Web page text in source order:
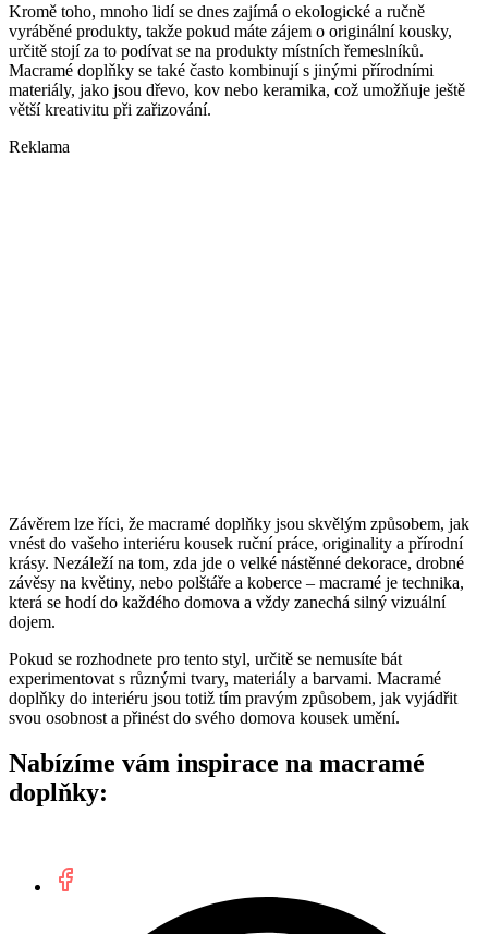
Kromě toho, mnoho lidí se dnes zajímá o ekologické a ručně
vyráběné produkty, takže pokud máte zájem o originální kousky,
určitě stojí za to podívat se na produkty místních řemeslníků.
Macramé doplňky se také často kombinují s jinými přírodními
materiály, jako jsou dřevo, kov nebo keramika, což umožňuje ještě
větší kreativitu při zařizování.
Reklama
Závěrem lze říci, že macramé doplňky jsou skvělým způsobem, jak
vnést do vašeho interiéru kousek ruční práce, originality a přírodní
krásy. Nezáleží na tom, zda jde o velké nástěnné dekorace, drobné
závěsy na květiny, nebo polštáře a koberce – macramé je technika,
která se hodí do každého domova a vždy zanechá silný vizuální
dojem.
Pokud se rozhodnete pro tento styl, určitě se nemusíte bát
experimentovat s různými tvary, materiály a barvami. Macramé
doplňky do interiéru jsou totiž tím pravým způsobem, jak vyjádřit
svou osobnost a přinést do svého domova kousek umění.
Nabízíme vám inspirace na macramé
doplňky: